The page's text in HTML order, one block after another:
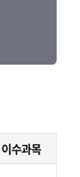
이수과목